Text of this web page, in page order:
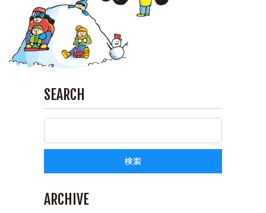
宿泊案内
神鍋高原体育館
SEARCH
ARCHIVE